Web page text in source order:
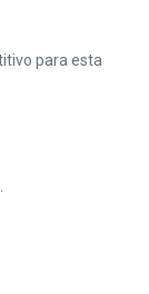
para esta